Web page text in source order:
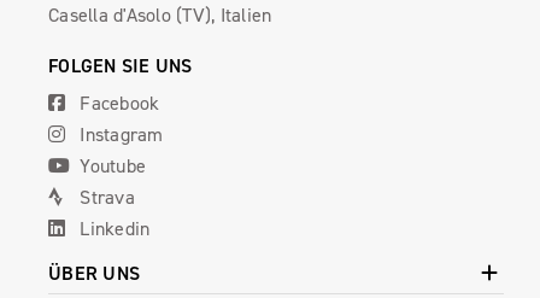
Casella d'Asolo (TV), Italien
FOLGEN SIE UNS
Facebook
Instagram
Youtube
Strava
Linkedin
ÜBER UNS